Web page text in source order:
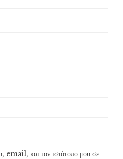
email, και τον ιστότοπο μου σε